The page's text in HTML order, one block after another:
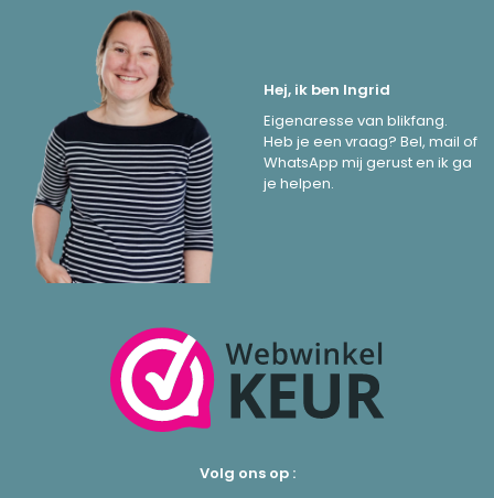
Hej, ik ben Ingrid
Eigenaresse van blikfang.
Heb je een vraag? Bel, mail of
WhatsApp mij gerust en ik ga
je helpen.
Volg ons op :